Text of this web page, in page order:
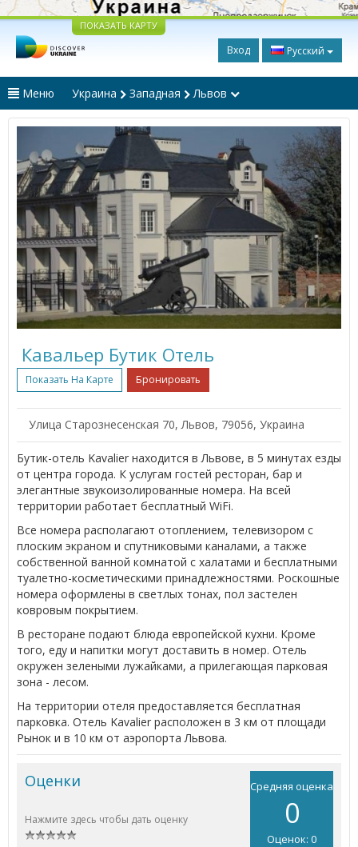
ПОКАЗАТЬ КАРТУ
Вход Русский
Меню Украина Западная Львов
Кавальер Бутик Отель
Показать На Карте Бронировать
Улица Старознесенская 70, Львов, 79056, Украина
Бутик-отель Kavalier находится в Львове, в 5 минутах езды
от центра города. К услугам гостей ресторан, бар и
элегантные звукоизолированные номера. На всей
территории работает бесплатный WiFi.
Все номера располагают отоплением, телевизором с
плоским экраном и спутниковыми каналами, а также
собственной ванной комнатой с халатами и бесплатными
туалетно-косметическими принадлежностями. Роскошные
номера оформлены в светлых тонах, пол застелен
ковровым покрытием.
В ресторане подают блюда европейской кухни. Кроме
того, еду и напитки могут доставить в номер. Отель
окружен зелеными лужайками, а прилегающая парковая
зона - лесом.
На территории отеля предоставляется бесплатная
парковка. Отель Kavalier расположен в 3 км от площади
Рынок и в 10 км от аэропорта Львова.
Средняя оценка
0
Оценок: 0
Оценки
Нажмите здесь чтобы дать оценку